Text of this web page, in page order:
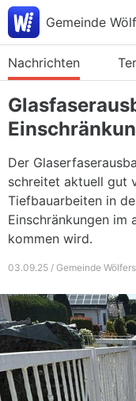
Gemeinde
Nachrichten
Der
schreitet aktuell gut
Tiefbauarbeiten in
Einschränkungen im
kommen wird.
03.09.25 / Gemeinde